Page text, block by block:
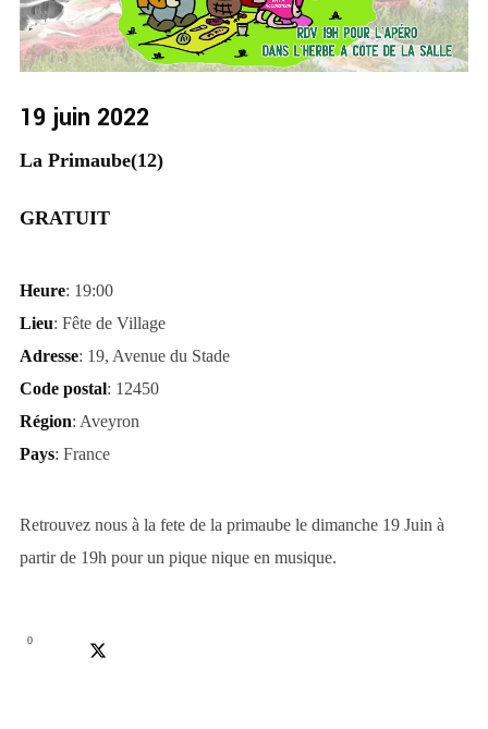
19 juin 2022
La Primaube(12)
GRATUIT
Heure: 19:00
Lieu: Fête de Village
Adresse: 19, Avenue du Stade
Code postal: 12450
Région: Aveyron
Pays: France
Retrouvez nous à la fete de la primaube le dimanche 19 Juin à
partir de 19h pour un pique nique en musique.
0